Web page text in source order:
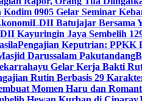
0905 Gelar Seminar
LDII Batujajar Bersama
Kayuringin Jaya Sembelih
Pengajian Keputrian: PPKK
Darussalam Pakutandang
Gelar Kerja Bakti
Rutin Berbasis 29
Momen Haru dan